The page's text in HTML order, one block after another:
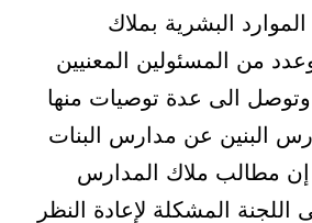
البشرية بملاك
من المسئولين المعنيين
وتوصل الى عدة توصيات منها
البنين عن مدارس البنات
مطالب ملاك المدارس
اللجنة المشكلة لإعادة النظر